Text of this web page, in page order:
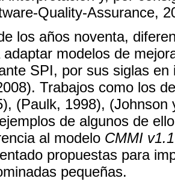
Quality-Assurance,
los años noventa,
adaptar modelos de
SPI, por sus siglas
Trabajos como los
(Paulk, 1998),
de algunos de
al modelo CMMI
propuestas para
pequeñas.